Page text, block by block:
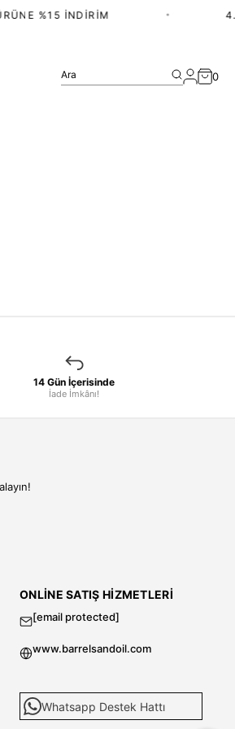
%15 İNDIRIM
Ara 0
14 Gün İçerisinde
İade İmkânı!
ONLINE SATIŞ HIZMETLERI
[email protected]
www.barrelsandoil.com
Whatsapp Destek Hattı